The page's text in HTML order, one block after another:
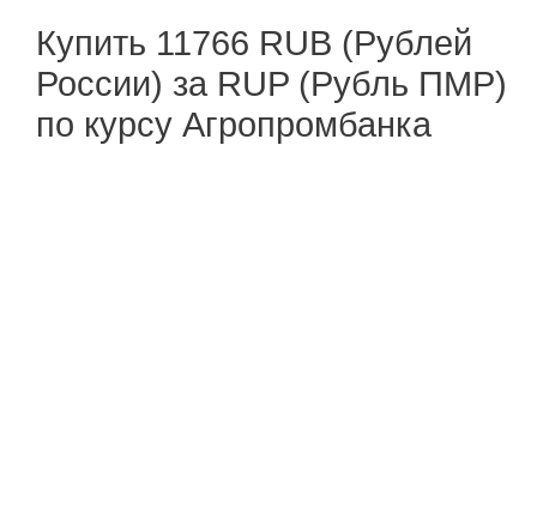
Купить 11766 RUB (Рублей
России) за RUP (Рубль ПМР)
по курсу Агропромбанка